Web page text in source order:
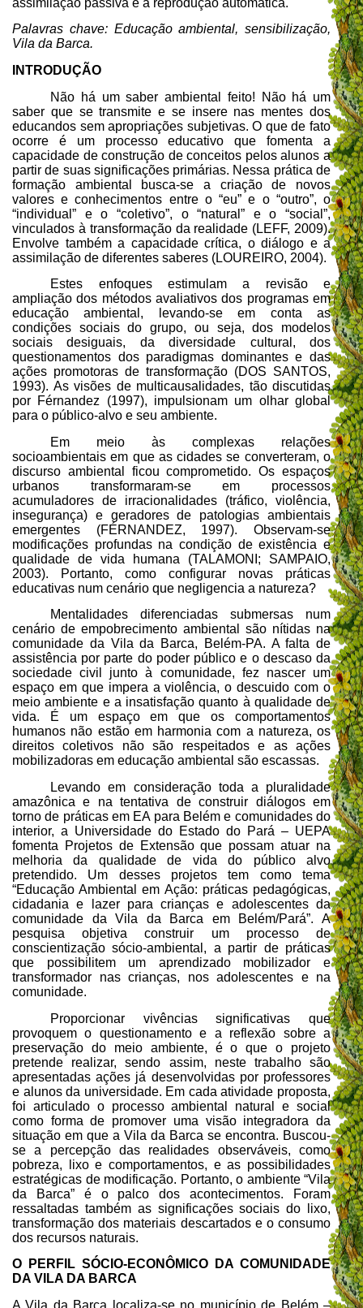
Palavras chave: Educação ambiental, sensibilização,
Vila da Barca.
INTRODUÇÃO
Não há um saber ambiental feito! Não há um
saber que se transmite e se insere nas mentes dos
educandos sem apropriações subjetivas. O que de fato
ocorre é um processo educativo que fomenta a
capacidade de construção de conceitos pelos alunos a
partir de suas significações primárias. Nessa prática de
formação ambiental busca-se a criação de novos
valores e conhecimentos entre o “eu” e o “outro”, o
“individual” e o “coletivo”, o “natural” e o “social”,
vinculados à transformação da realidade (LEFF, 2009).
Envolve também a capacidade crítica, o diálogo e a
assimilação de diferentes saberes (LOUREIRO, 2004).
Estes enfoques estimulam a revisão e
ampliação dos métodos avaliativos dos programas em
educação ambiental, levando-se em conta as
condições sociais do grupo, ou seja, dos modelos
sociais desiguais, da diversidade cultural, dos
questionamentos dos paradigmas dominantes e das
ações promotoras de transformação (DOS SANTOS,
1993). As visões de multicausalidades, tão discutidas
por Férnandez (1997), impulsionam um olhar global
para o público-alvo e seu ambiente.
Em meio às complexas relações
socioambientais em que as cidades se converteram, o
discurso ambiental ficou comprometido. Os espaços
urbanos transformaram-se em processos
acumuladores de irracionalidades (tráfico, violência,
insegurança) e geradores de patologias ambientais
emergentes (FÉRNANDEZ, 1997). Observam-se
modificações profundas na condição de existência e
qualidade de vida humana (TALAMONI; SAMPAIO,
2003). Portanto, como configurar novas práticas
educativas num cenário que negligencia a natureza?
Mentalidades diferenciadas submersas num
cenário de empobrecimento ambiental são nítidas na
comunidade da Vila da Barca, Belém-PA. A falta de
assistência por parte do poder público e o descaso da
sociedade civil junto à comunidade, fez nascer um
espaço em que impera a violência, o descuido com o
meio ambiente e a insatisfação quanto à qualidade de
vida. É um espaço em que os comportamentos
humanos não estão em harmonia com a natureza, os
direitos coletivos não são respeitados e as ações
mobilizadoras em educação ambiental são escassas.
Levando em consideração toda a pluralidade
amazônica e na tentativa de construir diálogos em
torno de práticas em EA para Belém e comunidades do
interior, a Universidade do Estado do Pará – UEPA
fomenta Projetos de Extensão que possam atuar na
melhoria da qualidade de vida do público alvo
pretendido. Um desses projetos tem como tema
“Educação Ambiental em Ação: práticas pedagógicas,
cidadania e lazer para crianças e adolescentes da
comunidade da Vila da Barca em Belém/Pará”. A
pesquisa objetivaconstruir um processo de
conscientização sócio-ambiental, a partir de práticas
que possibilitem um aprendizado mobilizador e
transformador nas crianças, nos adolescentes e na
comunidade.
Proporcionar vivências significativas que
provoquem o questionamento e a reflexão sobre a
preservação do meio ambiente, é o que o projeto
pretende realizar, sendo assim, neste trabalho são
apresentadas ações já desenvolvidas por professores
e alunos da universidade. Em cada atividade proposta,
foi articulado o processo ambiental natural e social
como forma de promover uma visão integradora da
situação em que a Vila da Barca se encontra. Buscou-
se a percepção das realidades observáveis, como
pobreza, lixo e comportamentos, e as possibilidades
estratégicas de modificação. Portanto, o ambiente “Vila
da Barca” é o palco dos acontecimentos. Foram
ressaltadas também as significações sociais do lixo,
transformação dos materiais descartados e o consumo
dos recursos naturais.
O PERFIL SÓCIO-ECONÔMICO DA COMUNIDADE
DA VILA DA BARCA
A Vila da Barca localiza-se no município de Belém –